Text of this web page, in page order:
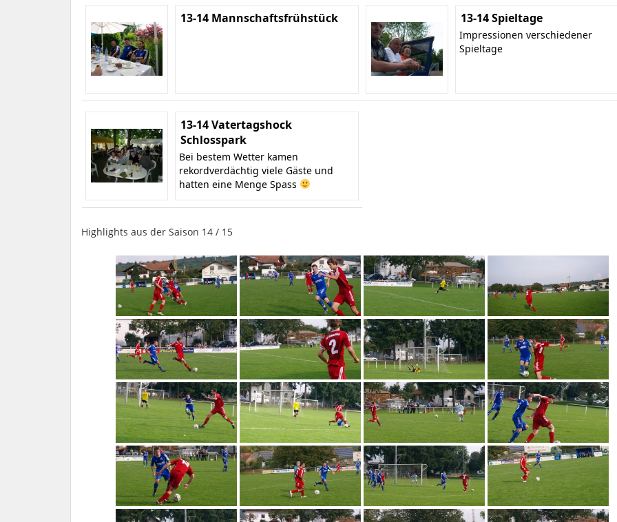
13-14 Mannschaftsfrühstück 13-14 Spieltage
Impressionen verschiedener
Spieltage
13-14 Vatertagshock
Schlosspark
Bei bestem Wetter kamen
rekordverdächtig viele Gäste und
hatten eine Menge Spass
Highlights aus der Saison 14 / 15